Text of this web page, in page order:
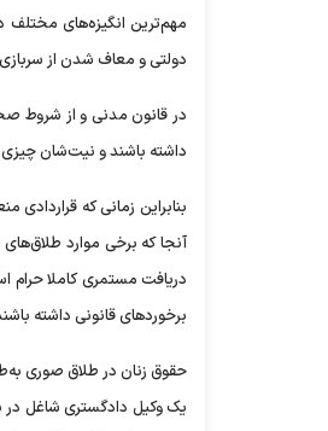
مهم‌ترین انگیزه‌های مختلف
دولتی و معاف شدن از
در قانون مدنی و از شروط
داشته باشند و نیت‌شان چیزی
بنابراین زمانی که
آنجا که برخی موارد
دریافت مستمری کاملا حرام
برخورد‌های قانونی داشته
حقوق زنان در طلاق صوری